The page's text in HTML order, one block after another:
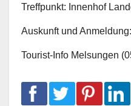
Treffpunkt: Innenhof
Auskunft und Anmeldung:
Tourist-Info Melsungen